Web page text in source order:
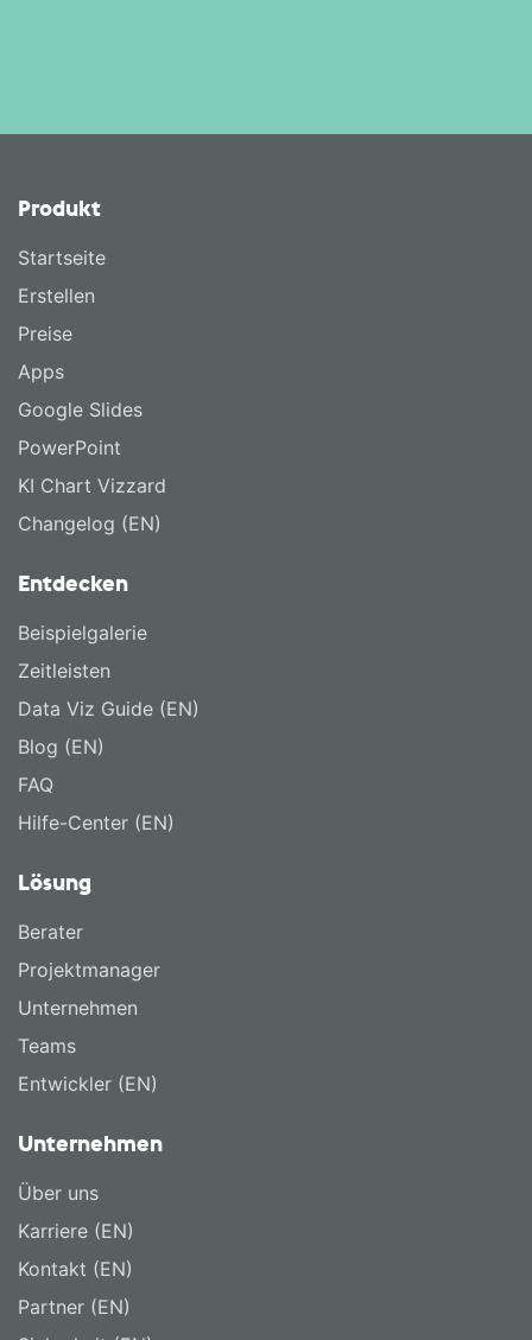
Produkt
Startseite
Erstellen
Preise
Apps
Google Slides
PowerPoint
KI Chart Vizzard
Changelog (EN)
Entdecken
Beispielgalerie
Zeitleisten
Data Viz Guide (EN)
Blog (EN)
FAQ
Hilfe-Center (EN)
Lösung
Berater
Projektmanager
Unternehmen
Teams
Entwickler (EN)
Unternehmen
Über uns
Karriere (EN)
Kontakt (EN)
Partner (EN)